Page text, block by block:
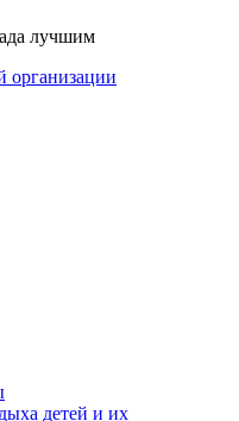
лучшим
организации
детей и их